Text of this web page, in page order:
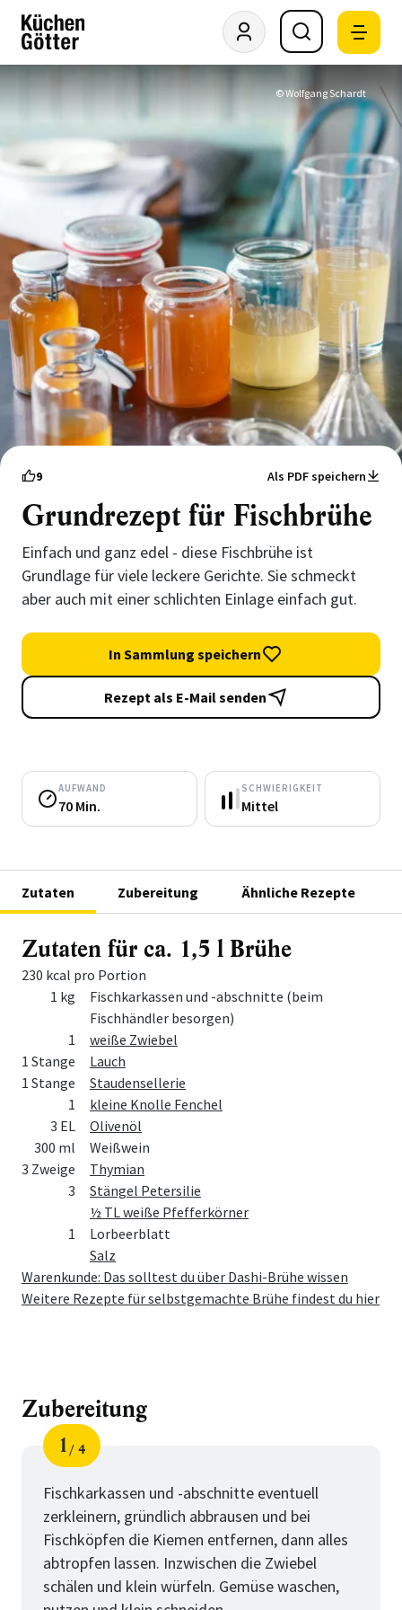
© Wolfgang Schardt
9 Als PDF speichern
Grundrezept für Fischbrühe
Einfach und ganz edel - diese Fischbrühe ist
Grundlage für viele leckere Gerichte. Sie schmeckt
aber auch mit einer schlichten Einlage einfach gut.
In Sammlung speichern
Rezept als E-Mail senden
AUFWAND
70 Min.
SCHWIERIGKEIT
Mittel
Zutaten Zubereitung Ähnliche Rezepte
Zutaten für ca. 1,5 l Brühe
230 kcal pro Portion
MengeZutat
1 kg
Fischkarkassen und -abschnitte (beim
Fischhändler besorgen)
1
weiße Zwiebel
1 Stange
Lauch
1 Stange
Staudensellerie
1
kleine Knolle Fenchel
3 EL
Olivenöl
300 ml
Weißwein
3 Zweige
Thymian
3
Stängel Petersilie
½ TL weiße Pfefferkörner
1
Lorbeerblatt
Salz
Warenkunde: Das solltest du über Dashi-Brühe wissen
Weitere Rezepte für selbstgemachte Brühe findest du hier
Zubereitung
Schritt
1
von
4
Fischkarkassen und -abschnitte eventuell
zerkleinern, gründlich abbrausen und bei
Fischköpfen die Kiemen entfernen, dann alles
abtropfen lassen. Inzwischen die Zwiebel
schälen und klein würfeln. Gemüse waschen,